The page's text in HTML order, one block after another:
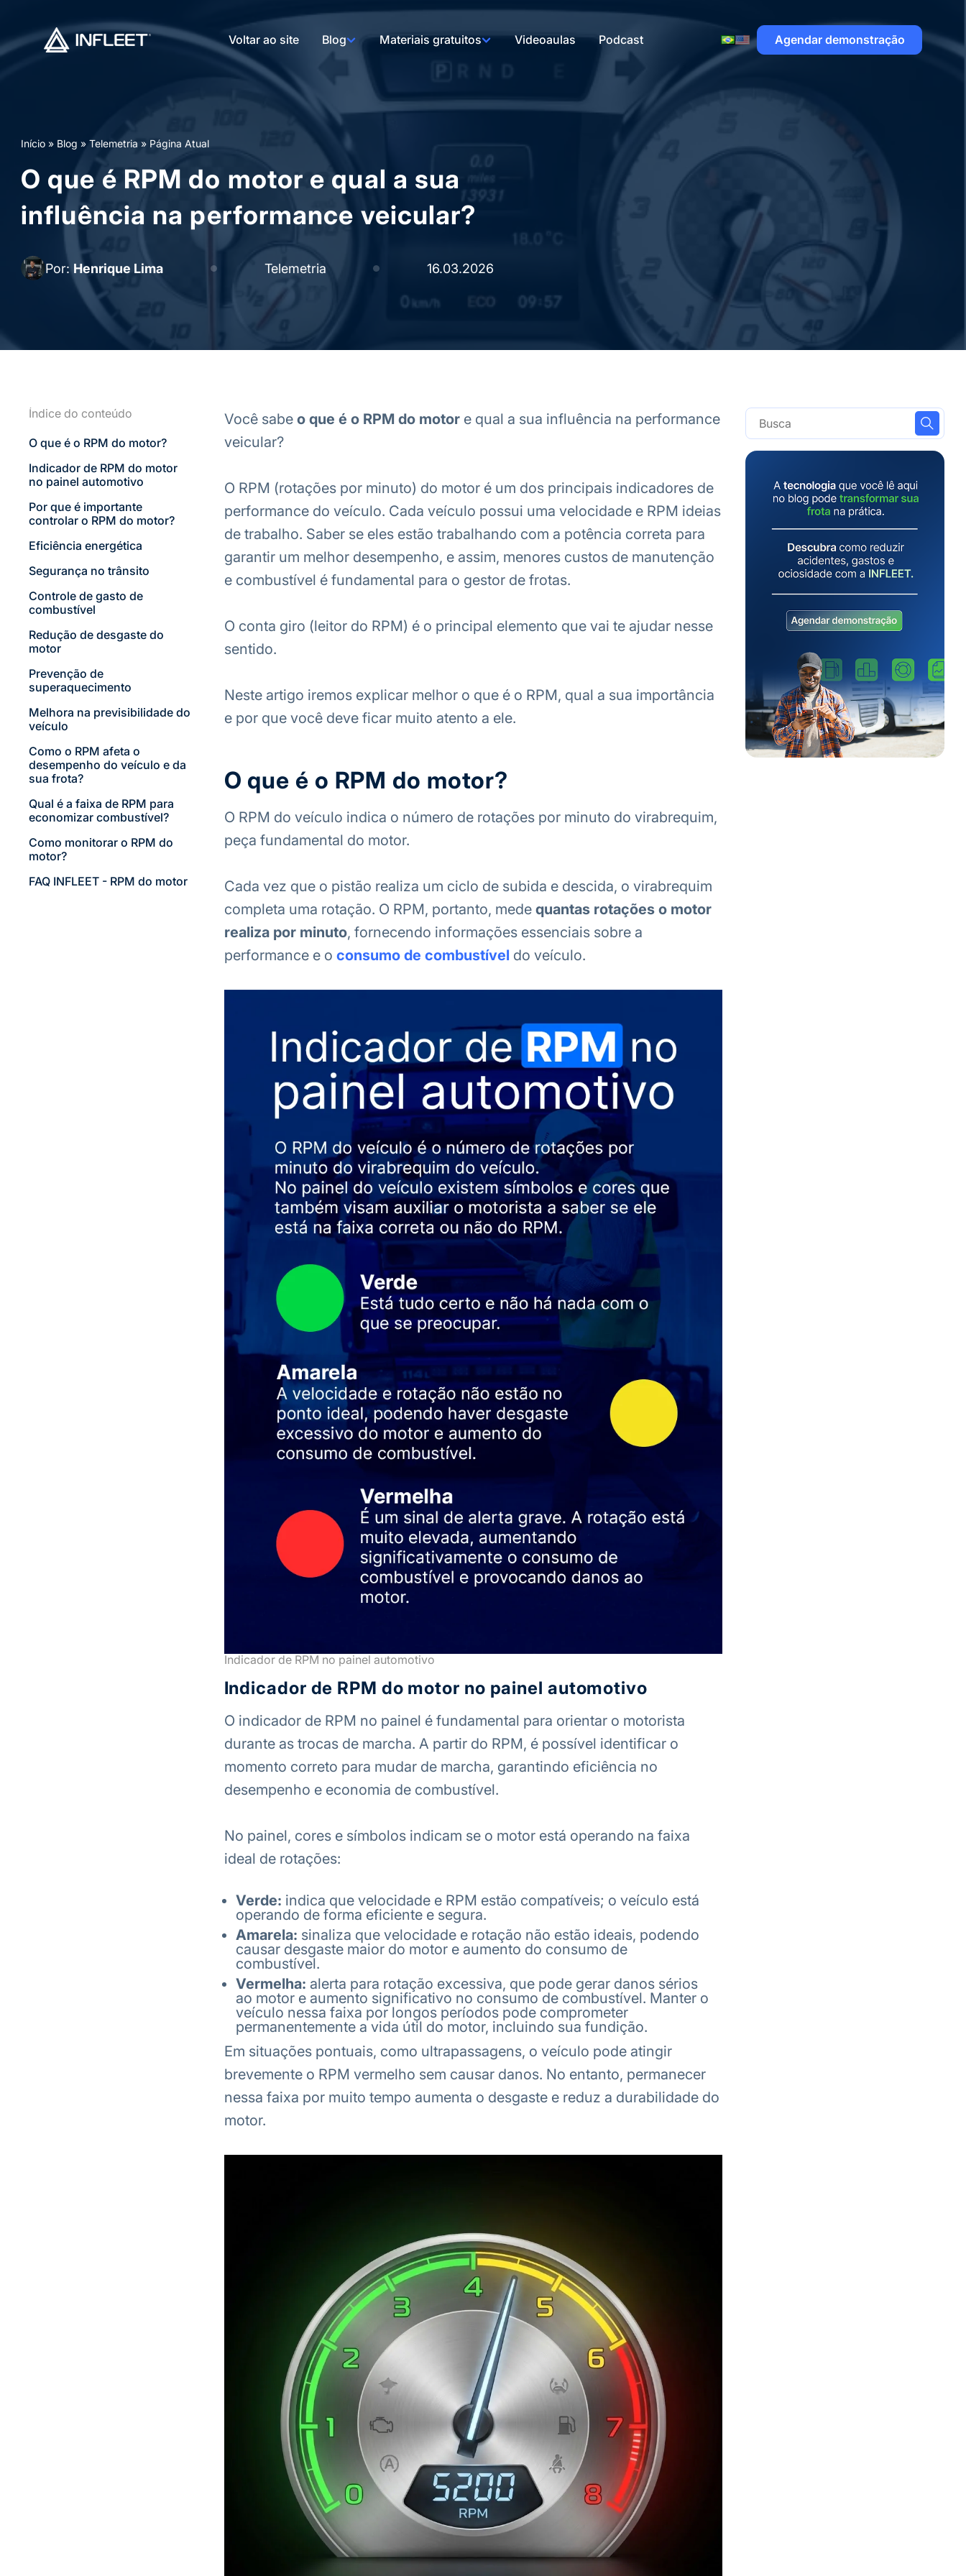
Voltar ao site Blog Materiais gratuitos Videoaulas Podcast Agendar demonstração
Início » Blog » Telemetria » Página Atual
O que é RPM do motor e qual a sua
influência na performance veicular?
Por: Henrique Lima Telemetria 16.03.2026
Índice do conteúdo
O que é o RPM do motor?
Indicador de RPM do motor
no painel automotivo
Por que é importante
controlar o RPM do motor?
Eficiência energética
Segurança no trânsito
Controle de gasto de
combustível
Redução de desgaste do
motor
Prevenção de
superaquecimento
Melhora na previsibilidade do
veículo
Como o RPM afeta o
desempenho do veículo e da
sua frota?
Qual é a faixa de RPM para
economizar combustível?
Como monitorar o RPM do
motor?
FAQ INFLEET - RPM do motor
Você sabe o que é o RPM do motore qual a sua influência na performance
veicular?
O RPM (rotações por minuto) do motor é um dos principais indicadores de
performance do veículo. Cada veículo possui uma velocidade e RPM ideias
de trabalho. Saber se eles estão trabalhando com a potência correta para
garantir um melhor desempenho, e assim, menores custos de manutenção
e combustível é fundamental para o gestor de frotas.
O conta giro (leitor do RPM) é o principal elemento que vai te ajudar nesse
sentido.
Neste artigo iremos explicar melhor o que é o RPM, qual a sua importância
e por que você deve ficar muito atento a ele.
O que é o RPM do motor?
O RPM do veículo indica o número de rotações por minuto do virabrequim,
peça fundamental do motor.
Cada vez que o pistão realiza um ciclo de subida e descida, o virabrequim
completa uma rotação. O RPM, portanto, mede quantas rotações o motor
realiza por minuto, fornecendo informações essenciais sobre a
performance e o consumo de combustível do veículo.
Indicador de RPM no painel automotivo
Indicador de RPM do motor no painel automotivo
O indicador de RPM no painel é fundamental para orientar o motorista
durante as trocas de marcha. A partir do RPM, é possível identificar o
momento correto para mudar de marcha, garantindo eficiência no
desempenho e economia de combustível.
No painel, cores e símbolos indicam se o motor está operando na faixa
ideal de rotações:
Verde: indica que velocidade e RPM estão compatíveis; o veículo está
operando de forma eficiente e segura.
Amarela: sinaliza que velocidade e rotação não estão ideais, podendo
causar desgaste maior do motor e aumento do consumo de
combustível.
Vermelha: alerta para rotação excessiva, que pode gerar danos sérios
ao motor e aumento significativo no consumo de combustível. Manter o
veículo nessa faixa por longos períodos pode comprometer
permanentemente a vida útil do motor, incluindo sua fundição.
Em situações pontuais, como ultrapassagens, o veículo pode atingir
brevemente o RPM vermelho sem causar danos. No entanto, permanecer
nessa faixa por muito tempo aumenta o desgaste e reduz a durabilidade do
motor.